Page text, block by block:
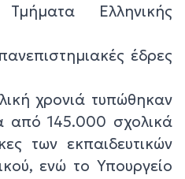
Ελληνικής
έδρες
χρονιά τυπώθηκαν
από 145.000 σχολικά
των εκπαιδευτικών
ενώ το Υπουργείο